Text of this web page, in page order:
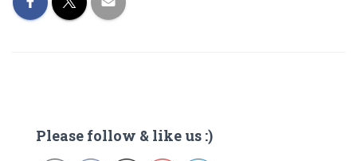
Please follow & like us :)